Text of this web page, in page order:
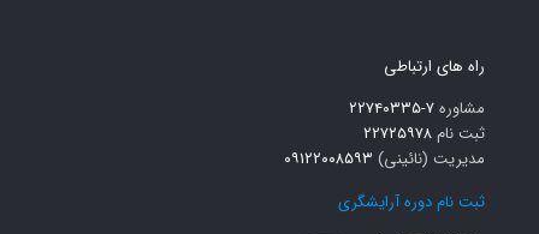
راه های ارتباطی
مشاوره۷-۲۲۷۴۰۳۳۵
ثبت نام ۲۲۷۲۵۹۷۸
مدیریت (نائینی) ۰۹۱۲۲۰۰۸۵۹۳
ثبت نام دوره آرایشگری